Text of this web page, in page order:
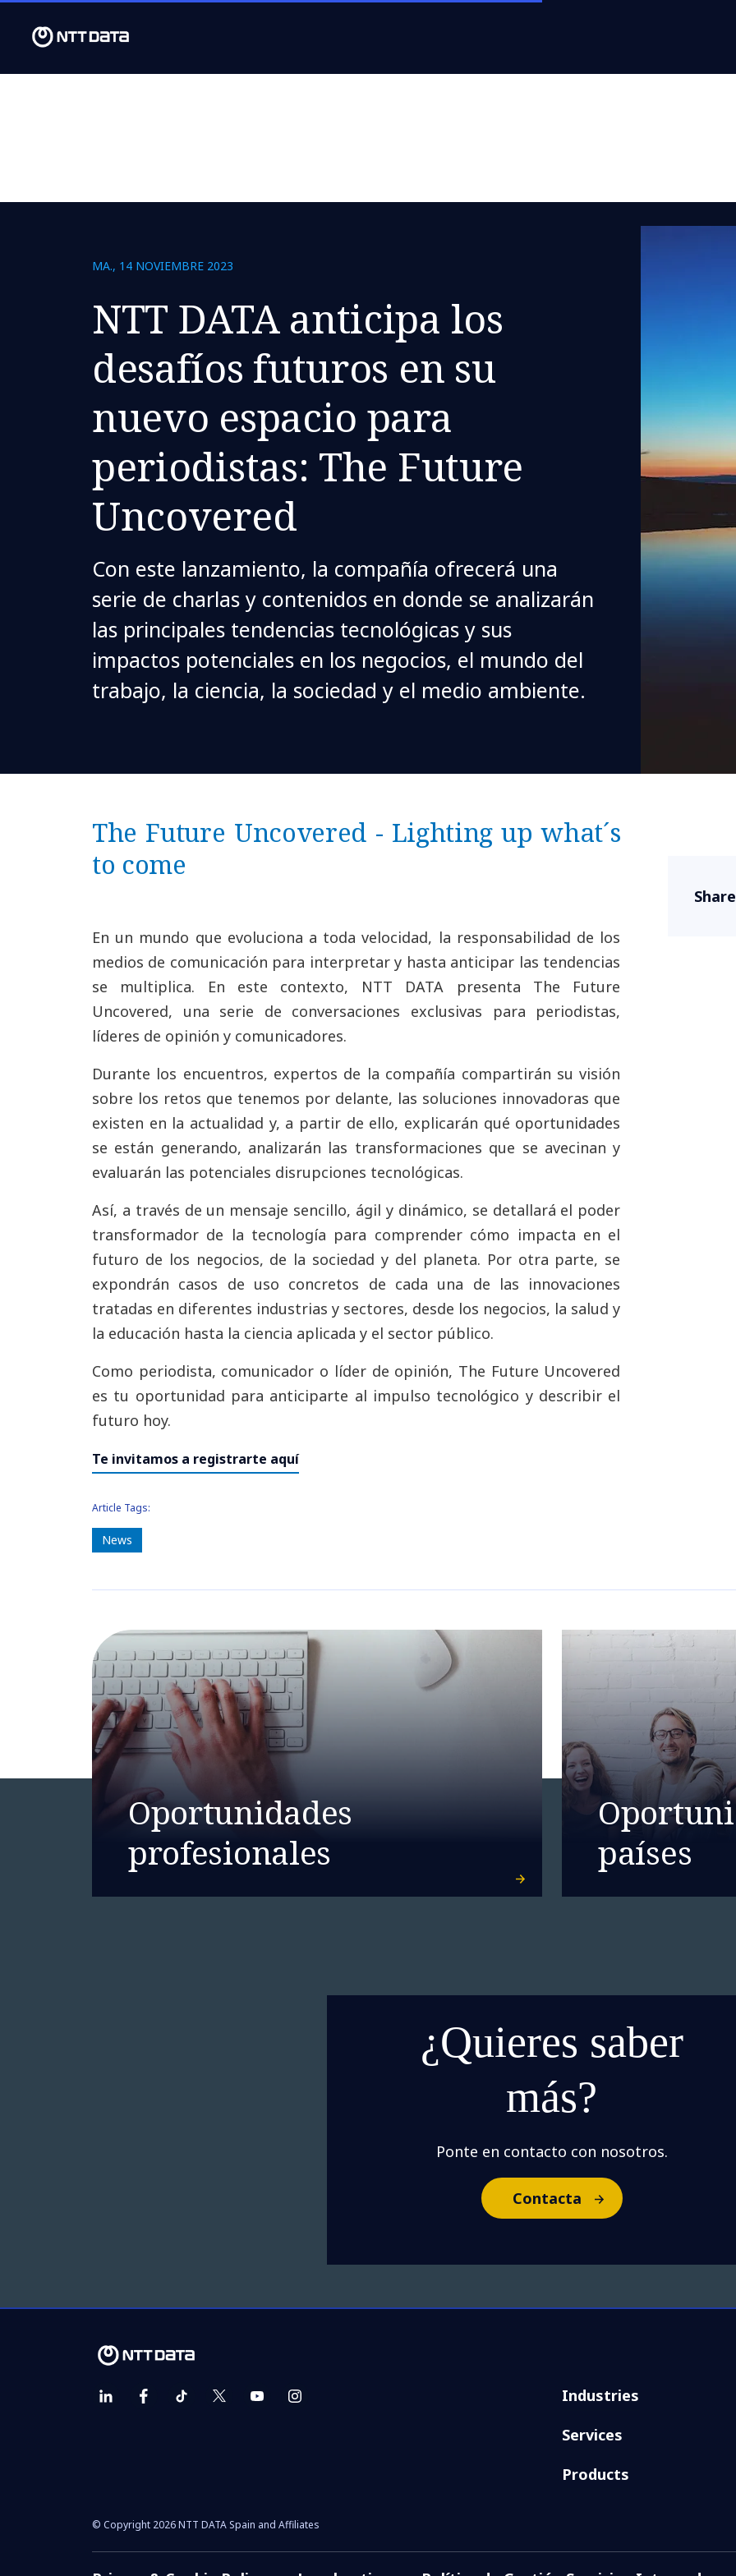
MA., 14 NOVIEMBRE 2023
NTT DATA anticipa los
desafíos futuros en su
nuevo espacio para
periodistas: The Future
Uncovered
Con este lanzamiento, la compañía ofrecerá una
serie de charlas y contenidos en donde se analizarán
las principales tendencias tecnológicas y sus
impactos potenciales en los negocios, el mundo del
trabajo, la ciencia, la sociedad y el medio ambiente.
The Future Uncovered - Lighting up what´s
to come
En un mundo que evoluciona a toda velocidad, la responsabilidad de los
medios de comunicación para interpretar y hasta anticipar las tendencias
se multiplica. En este contexto, NTT DATA presenta The Future
Uncovered, una serie de conversaciones exclusivas para periodistas,
líderes de opinión y comunicadores.
Durante los encuentros, expertos de la compañía compartirán su visión
sobre los retos que tenemos por delante, las soluciones innovadoras que
existen en la actualidad y, a partir de ello, explicarán qué oportunidades
se están generando, analizarán las transformaciones que se avecinan y
evaluarán las potenciales disrupciones tecnológicas.
Así, a través de un mensaje sencillo, ágil y dinámico, se detallará el poder
transformador de la tecnología para comprender cómo impacta en el
futuro de los negocios, de la sociedad y del planeta. Por otra parte, se
expondrán casos de uso concretos de cada una de las innovaciones
tratadas en diferentes industrias y sectores, desde los negocios, la salud y
la educación hasta la ciencia aplicada y el sector público.
Como periodista, comunicador o líder de opinión, The Future Uncovered
es tu oportunidad para anticiparte al impulso tecnológico y describir el
futuro hoy.
Te invitamos a registrarte aquí
Article Tags:
News
Oportunidades
profesionales
países
¿Quieres saber
más?
Ponte en contacto con nosotros.
Contacta
Industries
Services
Products
© Copyright 2026 NTT DATA Spain and Affiliates